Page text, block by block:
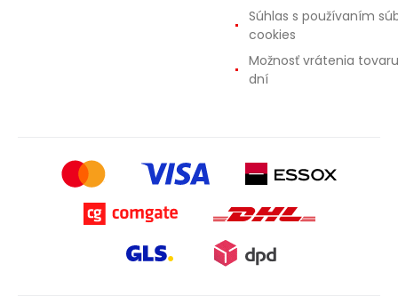
Súhlas s používaním
cookies
Možnosť vrátenia
dní